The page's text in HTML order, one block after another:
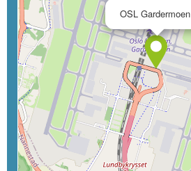
OSL Gardermoen